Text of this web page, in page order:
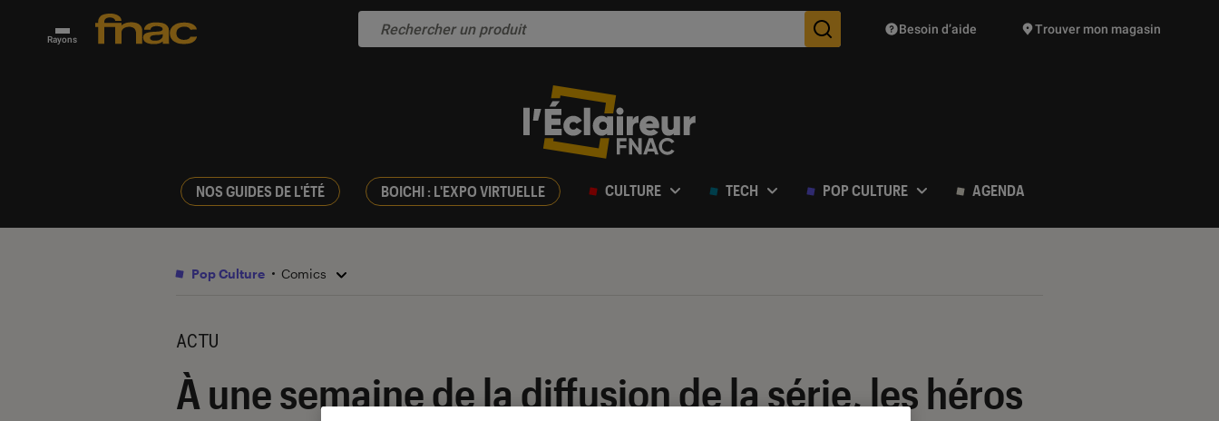
Rayons Des suggestions de produits vont vous être proposées
Besoin d’aide Trouver mon magasin
NOS GUIDES DE L'ÉTÉ BOICHI : L'EXPO VIRTUELLE CULTURE TECH POP CULTURE AGENDA
Pop Culture Comics
ACTU
À une semaine de la diffusion de la série, les héros